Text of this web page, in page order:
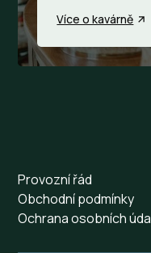
Více o kavárně
Provozní řád
Obchodní podmínky
Ochrana osobních